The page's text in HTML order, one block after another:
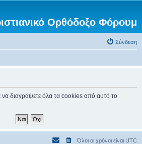
Ορθόδοξο Φόρουμ
Σύνδεση
να διαγράψετε όλα τα cookies από αυτό το
Όλοι οι χρόνοι είναι UTC